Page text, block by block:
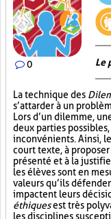
0 Le
La technique des
s’attarder à un
Lors d’un dilemme,
deux parties
inconvénients. Ainsi,
court texte, à
présenté et à la
les élèves sont en
valeurs qu’ils
impactent leurs
éthiquesest très
les disciplines